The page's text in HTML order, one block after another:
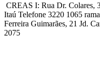
CREAS I: Rua Dr. Colares,
Itaú Telefone 3220 1065
Ferreira Guimarães, 21 Jd.
2075